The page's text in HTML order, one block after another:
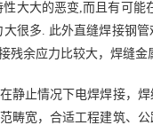
大大的恶变,而且有可
很多. 此外直缝焊接钢
残余应力比较大，焊缝
静止情况下电焊焊接，
畴宽，合适工程建筑、